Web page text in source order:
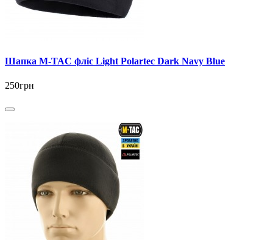
Шапка M-TAC фліс Light Polartec Dark Navy Blue
250грн